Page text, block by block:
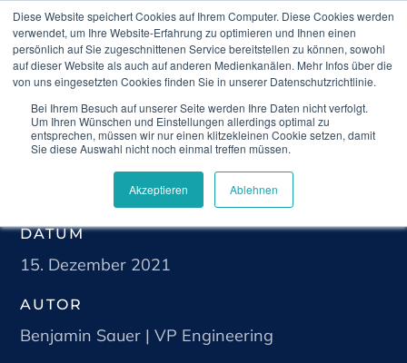
Diese Website speichert Cookies auf Ihrem Computer. Diese Cookies werden
verwendet, um Ihre Website-Erfahrung zu optimieren und Ihnen einen
persönlich auf Sie zugeschnittenen Service bereitstellen zu können, sowohl
auf dieser Website als auch auf anderen Medienkanälen. Mehr Infos über die
von uns eingesetzten Cookies finden Sie in unserer Datenschutzrichtlinie.
Bei Ihrem Besuch auf unserer Seite werden Ihre Daten nicht verfolgt.
Um Ihren Wünschen und Einstellungen allerdings optimal zu
entsprechen, müssen wir nur einen klitzekleinen Cookie setzen, damit
Sie diese Auswahl nicht noch einmal treffen müssen.
Akzeptieren Ablehnen
Home Blog
Die Vielfalt macht den
Unterschied – Diversität in klinischen Studien
DATUM
15. Dezember 2021
AUTOR
Benjamin Sauer | VP Engineering